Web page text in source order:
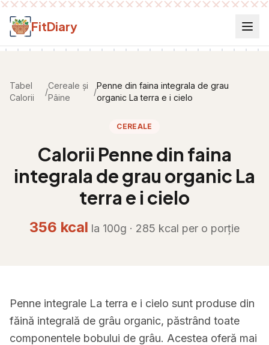
Salt la conținut
FitDiary
Tabel
Calorii
/
Cereale și
Pâine
/
Penne din faina integrala de grau
organic La terra e i cielo
CEREALE
Calorii Penne din faina
integrala de grau organic La
terra e i cielo
356 kcal la 100g · 285 kcal per o porție
Penne integrale La terra e i cielo sunt produse din
făină integrală de grâu organic, păstrând toate
componentele bobului de grâu. Acestea oferă mai